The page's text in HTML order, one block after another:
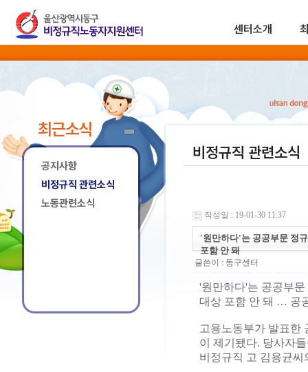
센터소개
최근소식
공지사항
비정규직 관련소식
노동관련소식
비정규직 관련소식
작성일 : 19-01-30 11:37
'원만하다'는 공공부문 정
포함 안 돼
글쓴이 : 동구센터
'원만하다'는 공공부
대상 포함 안 돼 … 공
고용노동부가 발표한
이 제기됐다. 당사자
비정규직 고 김용균